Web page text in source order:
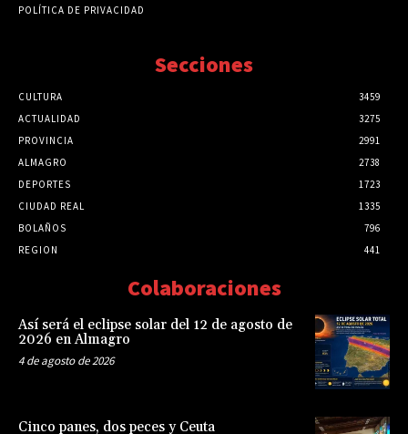
POLÍTICA DE PRIVACIDAD
Secciones
CULTURA
3459
ACTUALIDAD
3275
PROVINCIA
2991
ALMAGRO
2738
DEPORTES
1723
CIUDAD REAL
1335
BOLAÑOS
796
REGION
441
Colaboraciones
Así será el eclipse solar del 12 de agosto de
2026 en Almagro
4 de agosto de 2026
Cinco panes, dos peces y Ceuta